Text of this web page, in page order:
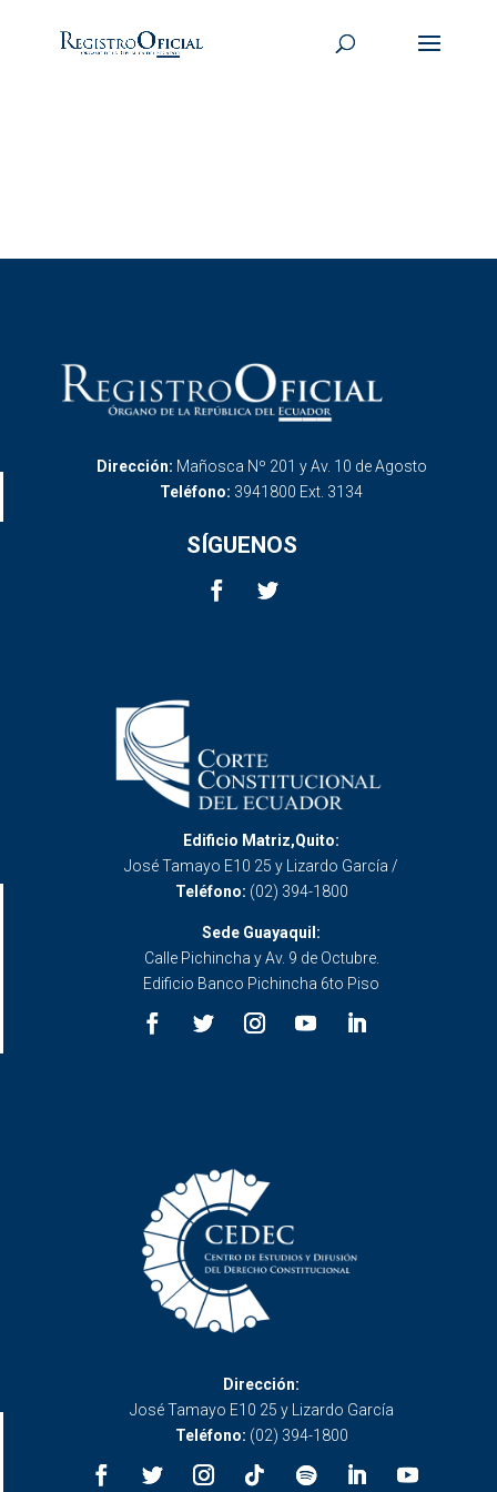
Dirección: Mañosca Nº 201 y Av. 10 de Agosto
Teléfono: 3941800 Ext. 3134
SÍGUENOS
Edificio Matriz,Quito:
José Tamayo E10 25 y Lizardo García /
Teléfono: (02) 394-1800
Sede Guayaquil:
Calle Pichincha y Av. 9 de Octubre.
Edificio Banco Pichincha 6to Piso
Dirección:
José Tamayo E10 25 y Lizardo García
Teléfono: (02) 394-1800